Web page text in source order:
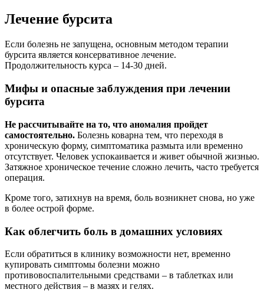
Лечение бурсита
Если болезнь не запущена, основным методом терапии
бурсита является консервативное лечение.
Продолжительность курса – 14-30 дней.
Мифы и опасные заблуждения при лечении
бурсита
Не рассчитывайте на то, что аномалия пройдет
самостоятельно. Болезнь коварна тем, что переходя в
хроническую форму, симптоматика размыта или временно
отсутствует. Человек успокаивается и живет обычной жизнью.
Затяжное хроническое течение сложно лечить, часто требуется
операция.
Кроме того, затихнув на время, боль возникнет снова, но уже
в более острой форме.
Как облегчить боль в домашних условиях
Если обратиться в клинику возможности нет, временно
купировать симптомы болезни можно
противовоспалительными средствами – в таблетках или
местного действия – в мазях и гелях.